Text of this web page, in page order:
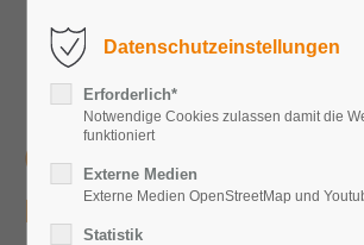
Castrop Rauxel
Privat
Datenschutzeinstellungen
Erforderlich*
Notwendige Cookies zulassen damit die
funktioniert
Externe Medien
Externe Medien OpenStreetMap und
Statistik